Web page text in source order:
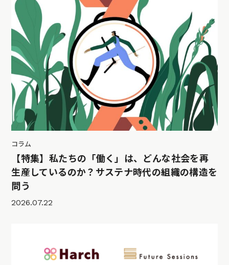
コラム
【特集】私たちの「働く」は、どんな社会を再
生産しているのか？サステナ時代の組織の構造を
問う
2026.07.22